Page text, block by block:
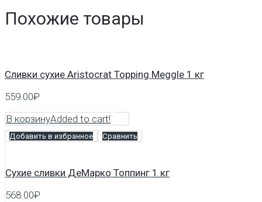
Похожие товары
Сливки сухие Aristocrat Topping Meggle 1 кг
559.00₽
В корзинуAdded to cart!
Добавить в избранное Сравнить
Сухие сливки ДеМарко Топпинг 1 кг
568.00₽